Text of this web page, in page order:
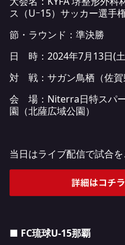
ス（Uｰ15）サッカー選手
節・ラウンド：準決勝
日 時：2024年7月13日(
対 戦：サガン鳥栖（佐賀
会 場：Niterra日特スパー
園（北薩広域公園）
当日はライブ配信で試合
■ FC琉球U-15那覇